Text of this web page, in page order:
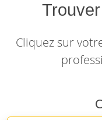
Cliquez sur